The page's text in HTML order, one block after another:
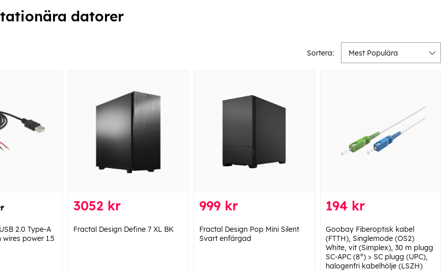
datorer
Sortera: Mest Populära
2.0 Type-A
power 1.5
3052 kr
Fractal Design Define 7 XL BK
999 kr
Fractal Design Pop Mini Silent
Svart enfärgad
194 kr
Goobay Fiberoptisk kabel
(FTTH), Singlemode (OS2)
White, vit (Simplex), 30 m plugg
SC-APC (8°) > SC plugg (UPC),
halogenfri kabelhölje (LSZH)